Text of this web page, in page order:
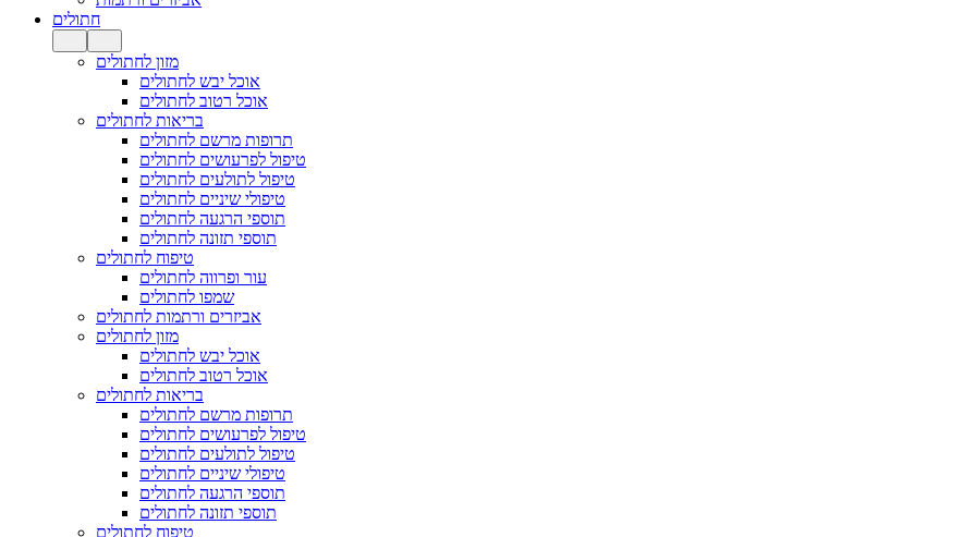
חתולים
מזון לחתולים
אוכל יבש לחתולים
אוכל רטוב לחתולים
בריאות לחתולים
תרופות מרשם לחתולים
טיפול לפרעושים לחתולים
טיפול לתולעים לחתולים
טיפולי שיניים לחתולים
תוספי הרגעה לחתולים
תוספי תזונה לחתולים
טיפוח לחתולים
עור ופרווה לחתולים
שמפו לחתולים
אביזרים ורתמות לחתולים
מזון לחתולים
אוכל יבש לחתולים
אוכל רטוב לחתולים
בריאות לחתולים
תרופות מרשם לחתולים
טיפול לפרעושים לחתולים
טיפול לתולעים לחתולים
טיפולי שיניים לחתולים
תוספי הרגעה לחתולים
תוספי תזונה לחתולים
טיפוח לחתולים